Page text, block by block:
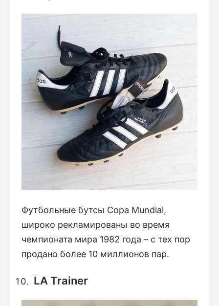
Футбольные бутсы Copa Mundial,
широко рекламированы во время
чемпионата мира 1982 года – с тех пор
продано более 10 миллионов пар.
LA Trainer